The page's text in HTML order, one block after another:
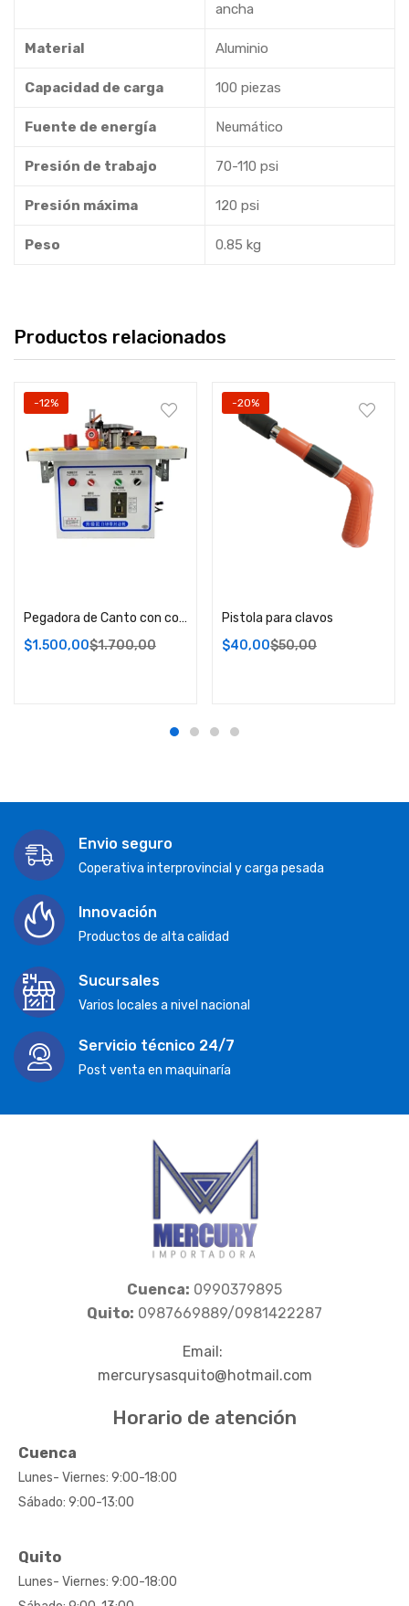
ancha
Material Aluminio
Capacidad de carga 100 piezas
Fuente de energía Neumático
Presión de trabajo 70-110 psi
Presión máxima 120 psi
Peso 0.85 kg
Productos relacionados
-12%
Pegadora de Canto con corte Neumático LB60
$1.500,00$1.700,00
-20%
Pistola para clavos
$40,00$50,00
Envio seguro
Coperativa interprovincial y carga pesada
Innovación
Productos de alta calidad
Sucursales
Varios locales a nivel nacional
Servicio técnico 24/7
Post venta en maquinaría
Cuenca: 0990379895
Quito: 0987669889/0981422287
Email:
mercurysasquito@hotmail.com
Horario de atención
Cuenca
Lunes- Viernes: 9:00-18:00
Sábado: 9:00-13:00
Quito
Lunes- Viernes: 9:00-18:00